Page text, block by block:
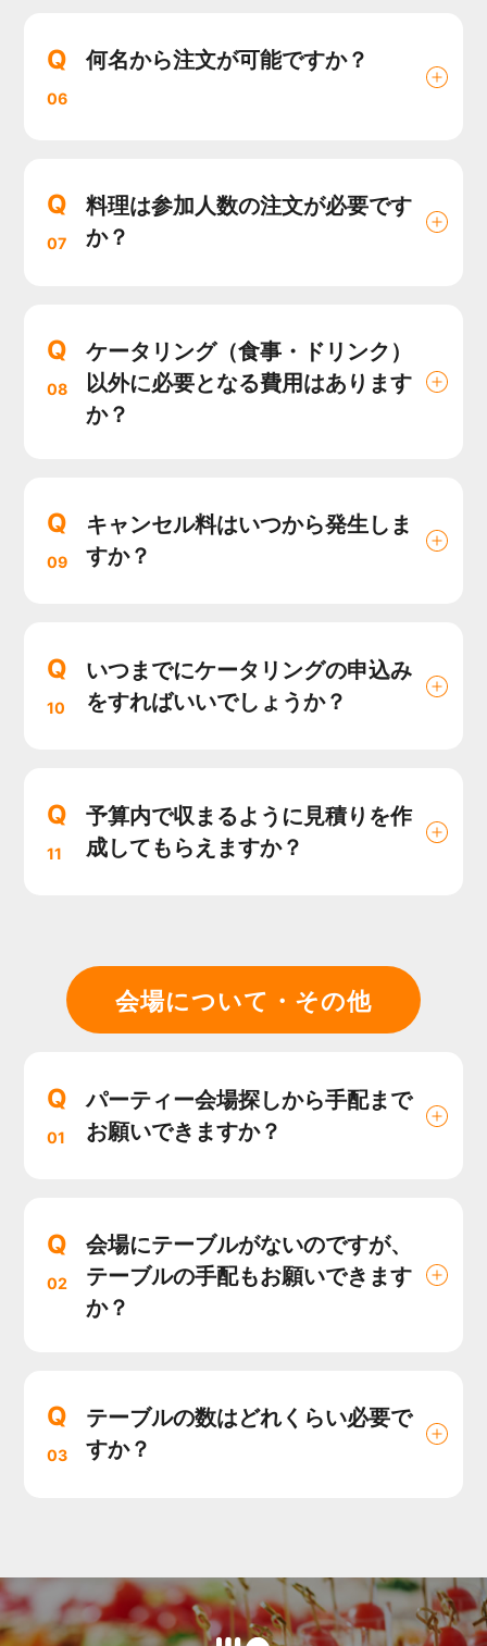
Q
06
何名から注文が可能ですか？
Q
07
料理は参加人数の注文が必要です
か？
Q
08
ケータリング（食事・ドリンク）
以外に必要となる費用はあります
か？
Q
09
キャンセル料はいつから発生しま
すか？
Q
10
いつまでにケータリングの申込み
をすればいいでしょうか？
Q
11
予算内で収まるように見積りを作
成してもらえますか？
会場について・その他
Q
01
パーティー会場探しから手配まで
お願いできますか？
Q
02
会場にテーブルがないのですが、
テーブルの手配もお願いできます
か？
Q
03
テーブルの数はどれくらい必要で
すか？